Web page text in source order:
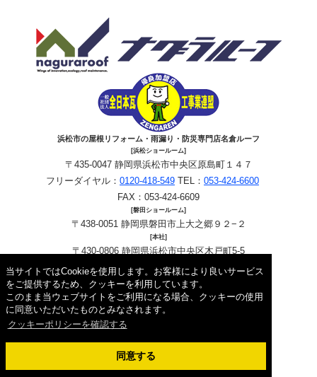
当サイトではCookieを使用します。お客様により良いサービス
をご提供するため、クッキーを利用しています。
このまま当ウェブサイトをご利用になる場合、クッキーの使用
に同意いただいたものとみなされます。
クッキーポリシーを確認する
同意する
浜松市の屋根リフォーム・雨漏り・防災専門店名倉ルーフ
[浜松ショールーム]
〒435-0047 静岡県浜松市中央区原島町１４７
フリーダイヤル： 0120-418-549 TEL： 053-424-6600
FAX：053-424-6609
[磐田ショールーム]
〒438-0051 静岡県磐田市上大之郷９２−２
[本社]
〒430-0806 静岡県浜松市中央区木戸町5-5
フリーダイヤル：0120-418-549TEL： 053-424-6600
FAX：053-424-6609
Copyright © 2026 名倉ルーフ. All Rights Reserved.